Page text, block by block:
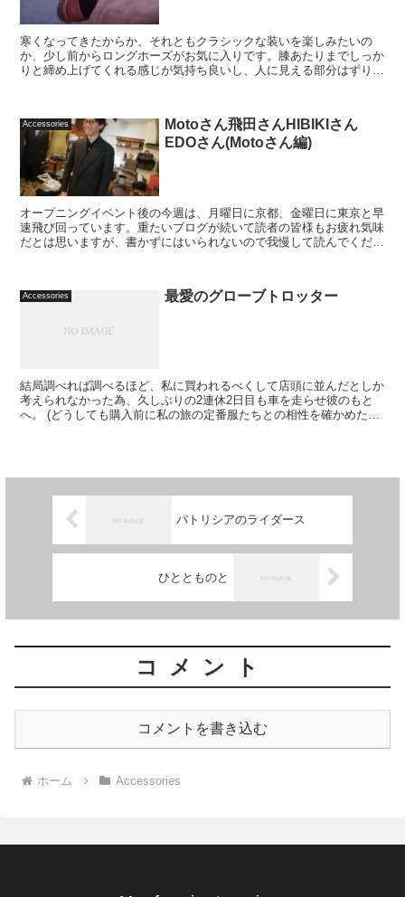
寒くなってきたからか、それともクラシックな装いを楽しみたいの
か、少し前からロングホーズがお気に入りです。膝あたりまでしっか
りと締め上げてくれる感じが気持ち良いし、人に見える部分はずり下
Accessories
Motoさん飛田さんHIBIKIさん
EDOさん(Motoさん編)
オープニングイベント後の今週は、月曜日に京都、金曜日に東京と早
速飛び回っています。重たいブログが続いて読者の皆様もお疲れ気味
だとは思いますが、書かずにはいられないので我慢して読んでくださ
Accessories 最愛のグローブトロッター
結局調べれば調べるほど、私に買われるべくして店頭に並んだとしか
考えられなかった為、久しぶりの2連休2日目も車を走らせ彼のもと
へ。 (どうしても購入前に私の旅の定番服たちとの相性を確かめたか
パトリシアのライダース
ひととものと
コメント
コメントを書き込む
ホーム Accessories